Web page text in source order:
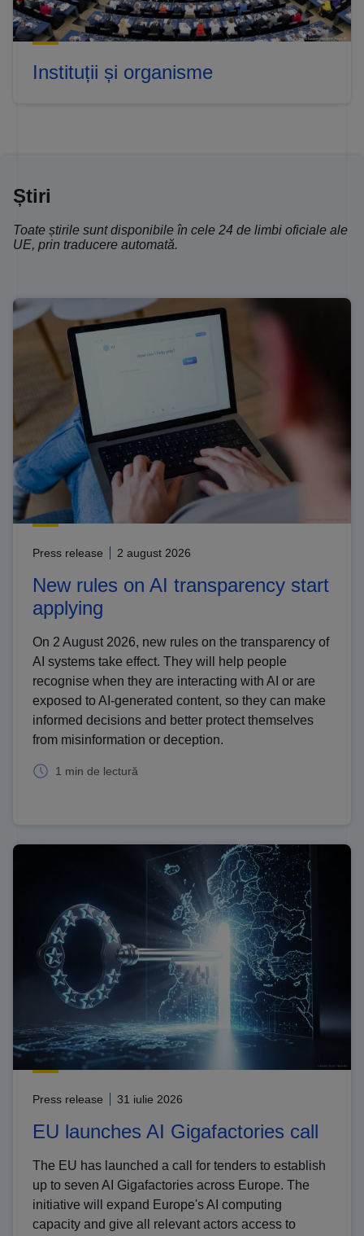
Instituții și organisme
Știri
Toate știrile sunt disponibile în cele 24 de limbi oficiale ale
UE, prin traducere automată.
Press release 2 august 2026
New rules on AI transparency start
applying
On 2 August 2026, new rules on the transparency of
AI systems take effect. They will help people
recognise when they are interacting with AI or are
exposed to AI-generated content, so they can make
informed decisions and better protect themselves
from misinformation or deception.
1 min de lectură
Press release 31 iulie 2026
EU launches AI Gigafactories call
The EU has launched a call for tenders to establish
up to seven AI Gigafactories across Europe. The
initiative will expand Europe's AI computing
capacity and give all relevant actors access to